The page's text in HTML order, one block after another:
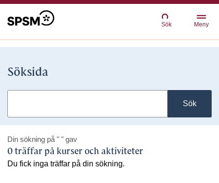
Sök Meny
Söksida
Sök
Din sökning på " " gav
0 träffar på kurser och aktiviteter
Du fick inga träffar på din sökning.